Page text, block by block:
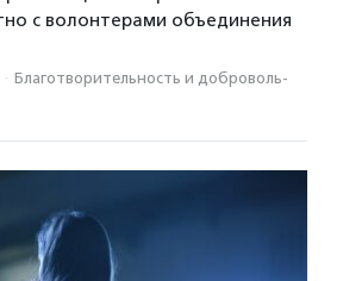
с волонтерами объединения
· Благотвори­тель­ность и доброволь­